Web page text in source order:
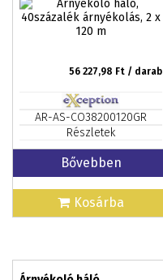
56 227,98 Ft / darab
AR-AS-CO38200120GR
Részletek
Bővebben
Kosárba